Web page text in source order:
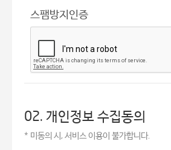
스팸방지인증
02. 개인정보 수집동의
* 미동의 시, 서비스 이용이 불가합니다.